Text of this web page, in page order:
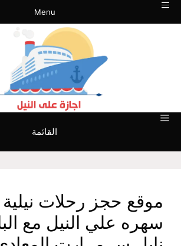
انتقل
إلى
Menu
القائمة
موقع حجز رحلات
سهره علي النيل مع